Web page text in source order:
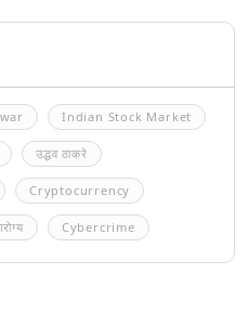
Indian Stock Market
उद्धव ठाकरे
Cryptocurrency
Cybercrime